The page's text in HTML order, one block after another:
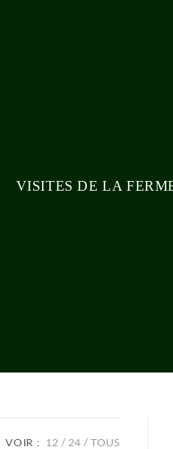
VISITES DE LA
VOIR : 12 24 TOUS